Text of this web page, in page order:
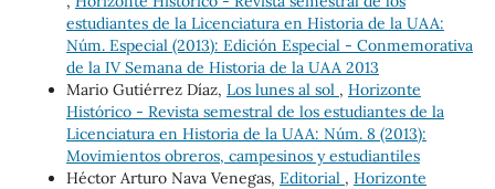
estudiantes de la Licenciatura en Historia de la UAA:
Núm. Especial (2013): Edición Especial - Conmemorativa
de la IV Semana de Historia de la UAA 2013
Mario Gutiérrez Díaz, Los lunes al sol , Horizonte
Histórico - Revista semestral de los estudiantes de la
Licenciatura en Historia de la UAA: Núm. 8 (2013):
Movimientos obreros, campesinos y estudiantiles
Héctor Arturo Nava Venegas, Editorial , Horizonte